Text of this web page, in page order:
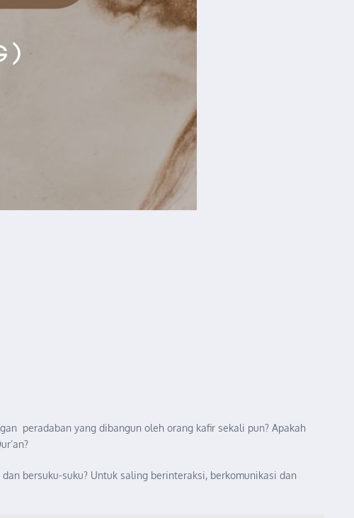
peradaban yang dibangun oleh orang kafir sekali pun? Apakah
bersuku-suku? Untuk saling berinteraksi, berkomunikasi dan